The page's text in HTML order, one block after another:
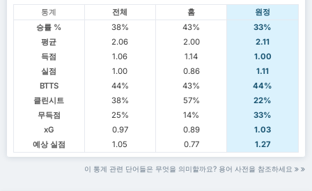
통계 전체 홈
원정
승률 %
38% 43%
33%
평균
2.06 2.00
2.11
득점
1.06 1.14
1.00
실점
1.00 0.86
1.11
BTTS
44% 43%
44%
클린시트
38% 57%
22%
무득점
25% 14%
33%
xG
0.97 0.89
1.03
예상 실점
1.05 0.77 1.27
이 통계 관련 단어들은 무엇을 의미할까요? 용어 사전을 참조하세요